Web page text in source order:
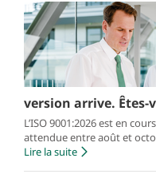
version arrive. Êtes-
L’ISO 9001:2026 est en
attendue entre août et
Lire la suite